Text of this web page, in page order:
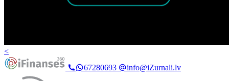
<
67280693
info@iZurnali.lv